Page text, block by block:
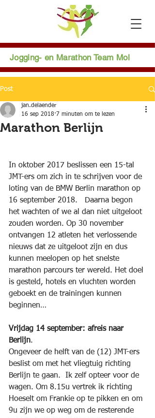
Jogging- en Marathon Team Mol
Post
Marathon Berlijn
jan.delaender
16 sep 2018 7 minuten om te lezen
In oktober 2017 beslissen een 15-tal
JMT-ers om zich in te schrijven voor de
loting van de BMW Berlin marathon op
16 september 2018.   Daarna begon
het wachten of we al dan niet uitgeloot
zouden worden. Op 30 november
ontvangen 12 atleten het verlossende
nieuws dat ze uitgeloot zijn en dus
kunnen meelopen op het snelste
marathon parcours ter wereld. Het doel
is gesteld, hotels en vluchten worden
geboekt en de trainingen kunnen
beginnen…
Vrijdag 14 september: afreis naar
Berlijn.
Ongeveer de helft van de (12) JMT-ers
beslist om met het vliegtuig richting
Berlijn te gaan.  Ik zelf opteer voor de
wagen. Om 8.15u vertrek ik richting
Hoeselt om Frankie op te pikken en om
9u zijn we op weg om de resterende